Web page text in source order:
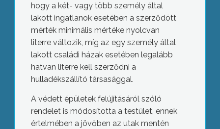
hogy a két- vagy több személy által
lakott ingatlanok esetében a szerződött
mérték minimális mértéke nyolcvan
literre változik, míg az egy személy által
lakott családi házak esetében legalább
hatvan literre kell szerződni a
hulladékszállító társasággal.
A védett épületek felújításáról szóló
rendelet is módosította a testület, ennek
értelmében a jövőben az utak mentén